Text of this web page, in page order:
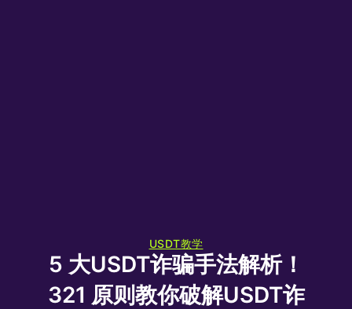
USDT教学
5 大USDT诈骗手法解析！
321 原则教你破解USDT诈